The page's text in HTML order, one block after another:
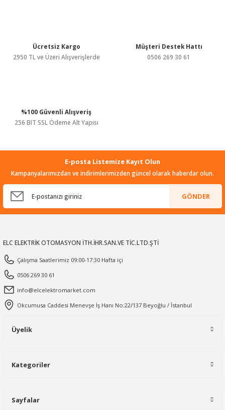
Bu ürüne benzer farklı alternatifler olmalı.
Ücretsiz Kargo
2950 TL ve Üzeri Alışverişlerde
Müşteri Destek Hattı
0506 269 30 61
%100 Güvenli Alışveriş
256 BIT SSL Ödeme Alt Yapısı
E-posta Listemize Kayıt Olun
Kampanyalarımızdan ve indirimlerimizden güncel olarak haberdar olun.
GÖNDER
ELC ELEKTRİK OTOMASYON İTH.İHR.SAN.VE TİC.LTD.ŞTİ
Çalışma Saatlerimiz 09:00-17:30 Hafta içi
0506 269 30 61
info@elcelektromarket.com
Okcumusa Caddesi Menevşe İş Hanı No:22/137 Beyoğlu / İstanbul
Üyelik
Kategoriler
Sayfalar